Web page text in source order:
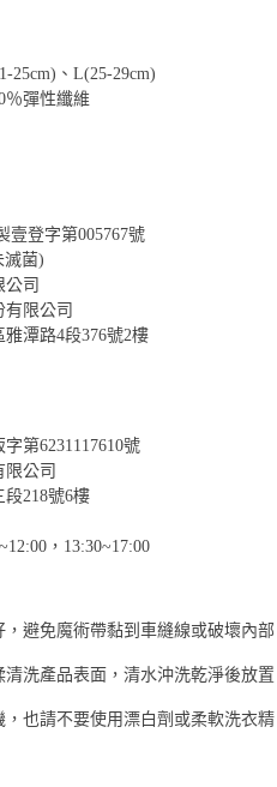
25cm)、L(25-29cm)
％彈性纖維
壹登字第005767號
滅菌)
司
限公司
潭路4段376號2樓
第6231117610號
限公司
218號6樓
，13:30~17:00
避免魔術帶黏到車縫線或破壞內部
洗產品表面，清水沖洗乾淨後放置
也請不要使用漂白劑或柔軟洗衣精